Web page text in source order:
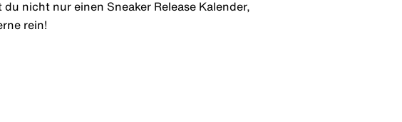
du nicht nur einen Sneaker Release Kalender,
rein!